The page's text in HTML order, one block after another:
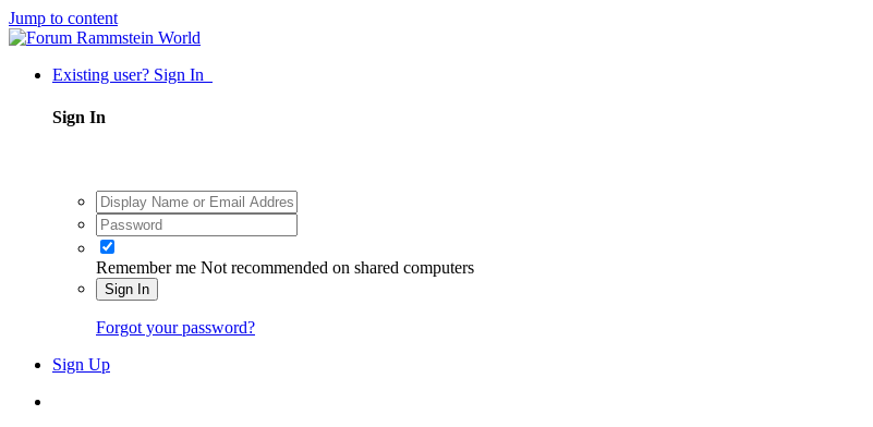
Jump to content
Existing user? Sign In
Sign In
Remember me Not recommended on shared computers
Sign In
Forgot your password?
Sign Up